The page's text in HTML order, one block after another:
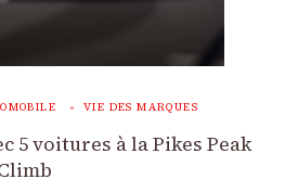
VIE DES MARQUES
5 voitures à la Pikes Peak